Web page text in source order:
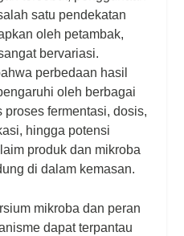
satu pendekatan
oleh petambak,
bervariasi.
perbedaan hasil
oleh berbagai
fermentasi, dosis,
hingga potensi
produk dan mikroba
di dalam kemasan.
mikroba dan peran
dapat terpantau